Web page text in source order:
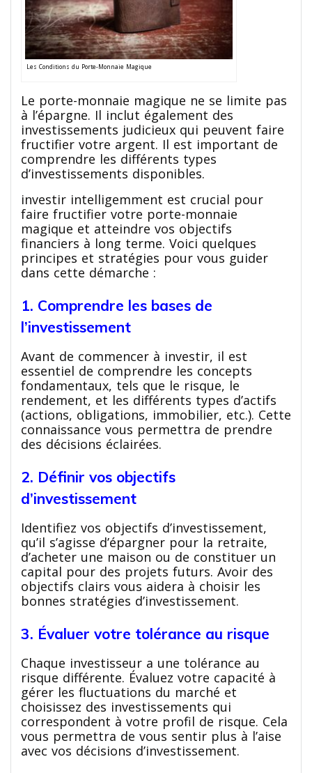
Les Conditions du Porte-Monnaie Magique
Le porte-monnaie magique ne se limite pas
à l’épargne. Il inclut également des
investissements judicieux qui peuvent faire
fructifier votre argent. Il est important de
comprendre les différents types
d’investissements disponibles.
investir intelligemment est crucial pour
faire fructifier votre porte-monnaie
magique et atteindre vos objectifs
financiers à long terme. Voici quelques
principes et stratégies pour vous guider
dans cette démarche :
1. Comprendre les bases de
l’investissement
Avant de commencer à investir, il est
essentiel de comprendre les concepts
fondamentaux, tels que le risque, le
rendement, et les différents types d’actifs
(actions, obligations, immobilier, etc.). Cette
connaissance vous permettra de prendre
des décisions éclairées.
2. Définir vos objectifs
d’investissement
Identifiez vos objectifs d’investissement,
qu’il s’agisse d’épargner pour la retraite,
d’acheter une maison ou de constituer un
capital pour des projets futurs. Avoir des
objectifs clairs vous aidera à choisir les
bonnes stratégies d’investissement.
3. Évaluer votre tolérance au risque
Chaque investisseur a une tolérance au
risque différente. Évaluez votre capacité à
gérer les fluctuations du marché et
choisissez des investissements qui
correspondent à votre profil de risque. Cela
vous permettra de vous sentir plus à l’aise
avec vos décisions d’investissement.